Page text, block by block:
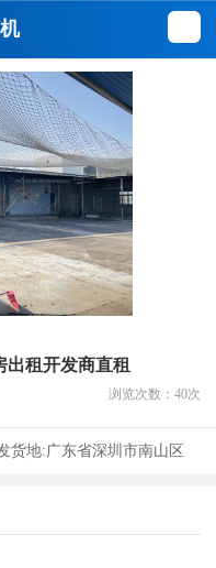
出租开发商直租
浏览次数： 40次
货地:广东省深圳市南山区